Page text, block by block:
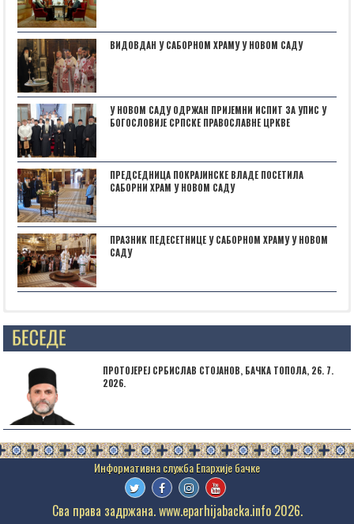
ВИДОВДАН У САБОРНОМ ХРАМУ У НОВОМ САДУ
У НОВОМ САДУ ОДРЖАН ПРИЈЕМНИ ИСПИТ ЗА УПИС У
БОГОСЛОВИЈЕ СРПСКЕ ПРАВОСЛАВНЕ ЦРКВЕ
ПРЕДСЕДНИЦА ПОКРАЈИНСКЕ ВЛАДЕ ПОСЕТИЛА
САБОРНИ ХРАМ У НОВОМ САДУ
ПРАЗНИК ПЕДЕСЕТНИЦЕ У САБОРНОМ ХРАМУ У НОВОМ
САДУ
Posts not found
ПРОТОЈЕРЕЈ СРБИСЛАВ СТОЈАНОВ, БАЧКА ТОПОЛА, 26. 7.
2026.
Сва права задржана. www.eparhijabacka.info 2026.